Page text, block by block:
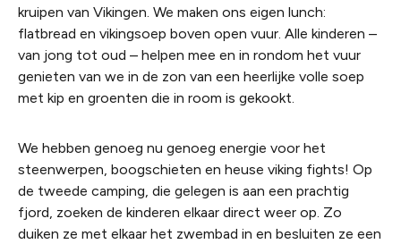
kruipen van Vikingen. We maken ons eigen lunch:
flatbread en vikingsoep boven open vuur. Alle kinderen –
van jong tot oud – helpen mee en in rondom het vuur
genieten van we in de zon van een heerlijke volle soep
met kip en groenten die in room is gekookt.
We hebben genoeg nu genoeg energie voor het
steenwerpen, boogschieten en heuse viking fights! Op
de tweede camping, die gelegen is aan een prachtig
fjord, zoeken de kinderen elkaar direct weer op. Zo
duiken ze met elkaar het zwembad in en besluiten ze een